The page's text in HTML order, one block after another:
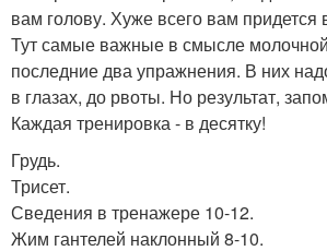
вам голову. Хуже всего вам придется
Тут самые важные в смысле
последние два упражнения. В них
в глазах, до рвоты. Но результат,
Каждая тренировка - в десятку!
Грудь.
Трисет.
Сведения в тренажере 10-12.
Жим гантелей наклонный 8-10.